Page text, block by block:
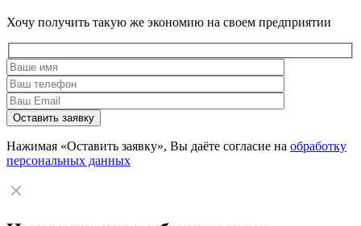
Хочу получить такую же экономию на своем предприятии
Нажимая «Оставить заявку», Вы даёте согласие на обработку
персональных данных